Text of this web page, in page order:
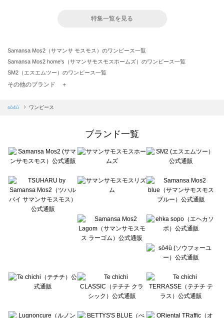
特集一覧を見る
Samansa Mos2（サマンサ モスモス）のワンピース一覧
Samansa Mos2 home's（サマンサモスモスホームズ）のワンピース一覧
SM2（エスエムツー）のワンピース一覧
TSUHARU by Samansa Mos2（ツハルバイサマンサモスモス）のワンピース一覧
Samansa Mos2 blue（サマンサモスモス ブルー）のワンピース一覧
sō4ū（ソウフォーユー）のワンピース一覧
Te chichi（テチチ）のワンピース一覧
Te chichi CLASSIC（テチチ クラシック）のワンピース一覧
Lugnoncure（ルノンキュール）のワンピース一覧
BETTY'S BLUE（べティーズブルー）のワンピース一覧
Wpc.（ワールドパーティー）のワンピース一覧
その他のブランド ＋
sō4ū ワンピース
ブランド一覧